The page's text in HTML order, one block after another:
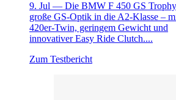
9. Jul — Die BMW F 450 GS
große GS-Optik in die A2-Klasse –
420er-Twin, geringem Gewicht und
innovativer Easy Ride Clutch....
Zum Testbericht